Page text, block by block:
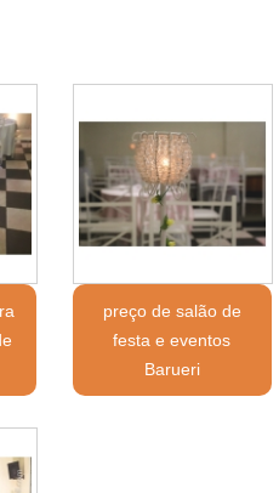
preço de salão de
festa e eventos
Barueri